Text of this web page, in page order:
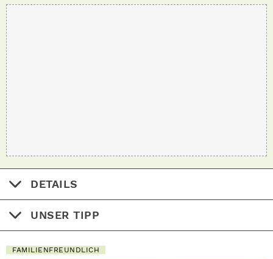
DETAILS
UNSER TIPP
FAMILIENFREUNDLICH